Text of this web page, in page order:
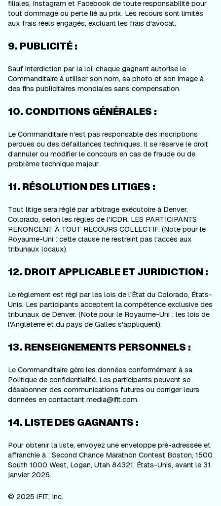
filiales, Instagram et Facebook de toute responsabilité pour
tout dommage ou perte lié au prix. Les recours sont limités
aux frais réels engagés, excluant les frais d'avocat.
9. PUBLICITÉ :
Sauf interdiction par la loi, chaque gagnant autorise le
Commanditaire à utiliser son nom, sa photo et son image à
des fins publicitaires mondiales sans compensation.
10. CONDITIONS GÉNÉRALES :
Le Commanditaire n'est pas responsable des inscriptions
perdues ou des défaillances techniques. Il se réserve le droit
d'annuler ou modifier le concours en cas de fraude ou de
problème technique majeur.
11. RÉSOLUTION DES LITIGES :
Tout litige sera réglé par arbitrage exécutoire à Denver,
Colorado, selon les règles de l'ICDR. LES PARTICIPANTS
RENONCENT À TOUT RECOURS COLLECTIF. (Note pour le
Royaume-Uni : cette clause ne restreint pas l'accès aux
tribunaux locaux).
12. DROIT APPLICABLE ET JURIDICTION :
Le règlement est régi par les lois de l'État du Colorado, États-
Unis. Les participants acceptent la compétence exclusive des
tribunaux de Denver. (Note pour le Royaume-Uni : les lois de
l'Angleterre et du pays de Galles s'appliquent).
13. RENSEIGNEMENTS PERSONNELS :
Le Commanditaire gère les données conformément à sa
Politique de confidentialité. Les participants peuvent se
désabonner des communications futures ou corriger leurs
données en contactant media@ifit.com.
14. LISTE DES GAGNANTS :
Pour obtenir la liste, envoyez une enveloppe pré-adressée et
affranchie à : Second Chance Marathon Contest Boston, 1500
South 1000 West, Logan, Utah 84321, États-Unis, avant le 31
janvier 2026.
© 2025 iFIT, Inc.